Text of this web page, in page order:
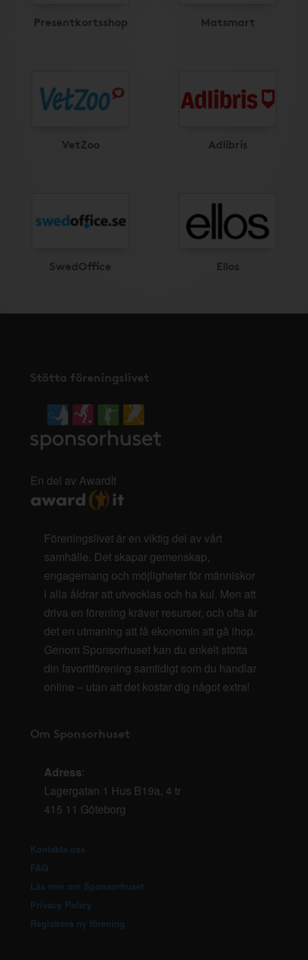
Presentkortsshop Matsmart
VetZoo Adlibris
SwedOffice Ellos
Stötta föreningslivet
En del av AwardIt
Föreningslivet är en viktig del av vårt
samhälle. Det skapar gemenskap,
engagemang och möjligheter för människor
i alla åldrar att utvecklas och ha kul. Men att
driva en förening kräver resurser, och ofta är
det en utmaning att få ekonomin att gå ihop.
Genom Sponsorhuset kan du enkelt stötta
din favoritförening samtidigt som du handlar
online – utan att det kostar dig något extra!
Om Sponsorhuset
Adress:
Lagergatan 1 Hus B19a, 4 tr
415 11 Göteborg
Kontakta oss
FAQ
Läs mer om Sponsorhuset
Privacy Policy
Registrera ny förening